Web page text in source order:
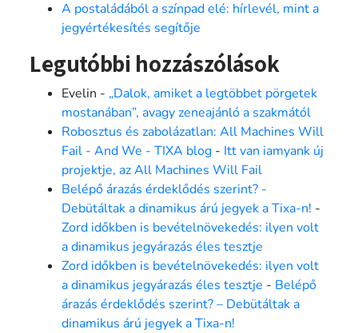
A postaládából a színpad elé: hírlevél, mint a
jegyértékesítés segítője
Legutóbbi hozzászólások
Evelin - „Dalok, amiket a legtöbbet pörgetek
mostanában”, avagy zeneajánló a szakmától
Robosztus és zabolázatlan: All Machines Will
Fail - And We - TIXA blog - Itt van iamyank új
projektje, az All Machines Will Fail
Belépő árazás érdeklődés szerint? -
Debütáltak a dinamikus árú jegyek a Tixa-n! -
Zord időkben is bevételnövekedés: ilyen volt
a dinamikus jegyárazás éles tesztje
Zord időkben is bevételnövekedés: ilyen volt
a dinamikus jegyárazás éles tesztje - Belépő
árazás érdeklődés szerint? – Debütáltak a
dinamikus árú jegyek a Tixa-n!